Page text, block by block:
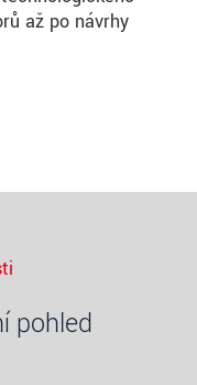
až po návrhy
pohled